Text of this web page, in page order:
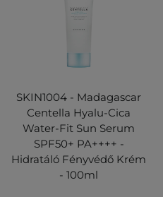
SKIN1004 - Madagascar
Centella Hyalu-Cica
Water-Fit Sun Serum
SPF50+ PA++++ -
Hidratáló Fényvédő Krém
- 100ml